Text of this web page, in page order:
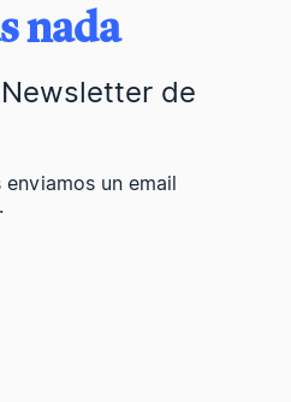
nada
de
un email